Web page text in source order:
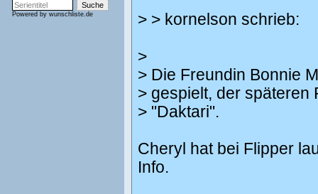
Powered by wunschliste.de > > kornelson schrieb:
>
> Die Freundin Bonnie
> gespielt, der späteren
> "Daktari".
Cheryl hat bei Flipper
Info.